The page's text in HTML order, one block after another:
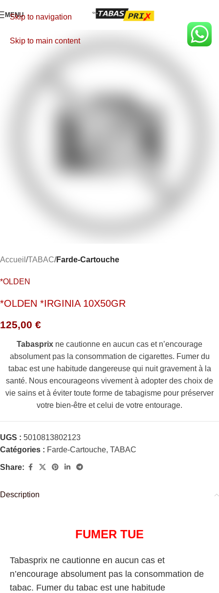
Skip to navigation
Skip to main content
MENU
Accueil TABAC Farde-Cartouche
*OLDEN
*OLDEN *IRGINIA 10X50GR
125,00 €
Tabasprix ne cautionne en aucun cas et n’encourage
absolument pas la consommation de cigarettes. Fumer du
tabac est une habitude dangereuse qui nuit gravement à la
santé. Nous encourageons vivement à adopter des choix de
vie sains et à éviter toute forme de tabagisme pour préserver
votre bien-être et celui de votre entourage.
UGS : 5010813802123
Catégories : Farde-Cartouche, TABAC
Share:
Description
FUMER TUE
Tabasprix ne cautionne en aucun cas et
n’encourage absolument pas la consommation de
tabac. Fumer du tabac est une habitude